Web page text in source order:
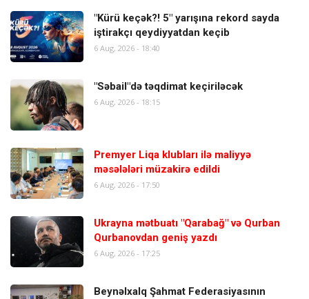
"Kürü keçək?! 5" yarışına rekord sayda
iştirakçı qeydiyyatdan keçib
6 Aug, 2026 - 18:40
"Səbail"də təqdimat keçiriləcək
6 Aug, 2026 - 18:15
Premyer Liqa klubları ilə maliyyə
məsələləri müzakirə edildi
6 Aug, 2026 - 17:50
Ukrayna mətbuatı "Qarabağ" və Qurban
Qurbanovdan geniş yazdı
6 Aug, 2026 - 17:25
Beynəlxalq Şahmat Federasiyasının